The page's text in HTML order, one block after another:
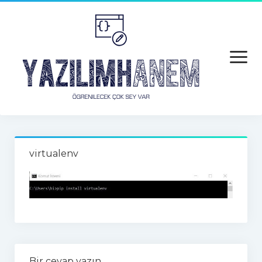
open
menu
Anasayfa
Python
Python
Android
virtualenv